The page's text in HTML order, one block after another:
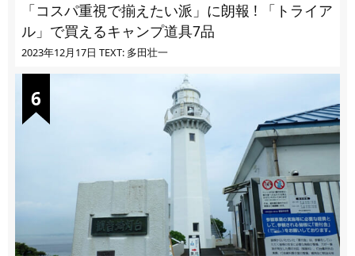
「コスパ重視で揃えたい派」に朗報 ! 「トライア
ル」で買えるキャンプ道具7品
2023年12月17日 TEXT: 多田壮一